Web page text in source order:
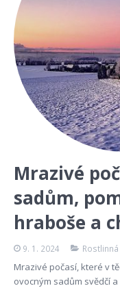
Mrazivé
sadům,
hraboše a
9. 1. 2024
Mrazivé počasí, které v
ovocným sadům svědčí